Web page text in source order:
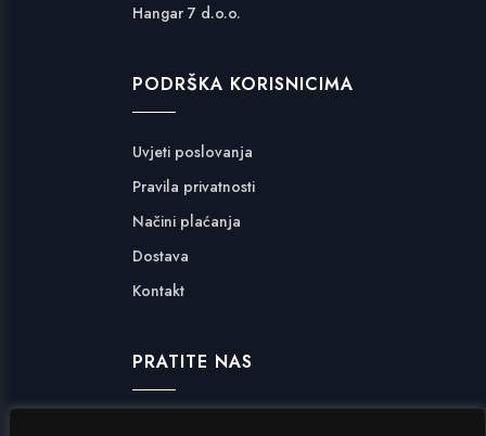
Hangar 7 d.o.o.
PODRŠKA KORISNICIMA
Uvjeti poslovanja
Pravila privatnosti
Načini plaćanja
Dostava
Kontakt
PRATITE NAS